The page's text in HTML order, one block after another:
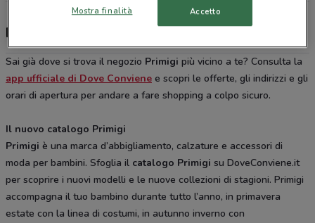
Primigi, offerte e negozi
Sai già dove si trova il negozio Primigi più vicino a te? Consulta la
app ufficiale di Dove Conviene e scopri le offerte, gli indirizzi e gli
orari di apertura per andare a fare shopping a colpo sicuro.
Il nuovo catalogo Primigi
Primigi è una marca d’abbigliamento, calzature e accessori di
moda per bambini. Sfoglia il catalogo Primigi su DoveConviene.it
per scoprire i nuovi modelli e le nuove collezioni di stagioni. Primigi
accompagna il tuo bambino durante tutto l’anno, in primavera
estate con la linea di costumi, in autunno inverno con
Mostra finalità Accetto